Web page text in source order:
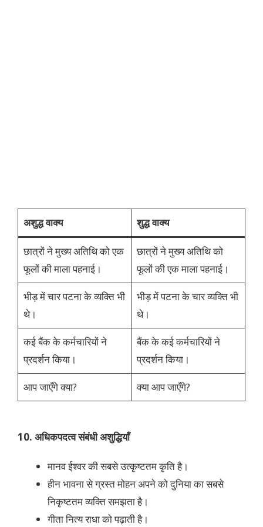
अशुद्ध वाक्य शुद्ध वाक्य
छात्रों ने मुख्य अतिथि को एक
फूलों की माला पहनाई।
छात्रों ने मुख्य अतिथि को
फूलों की एक माला पहनाई।
भीड़ में चार पटना के व्यक्ति भी
थे।
भीड़ में पटना के चार व्यक्ति भी
थे।
कई बैंक के कर्मचारियों ने
प्रदर्शन किया।
बैंक के कई कर्मचारियों ने
प्रदर्शन किया।
आप जाएँगे क्या? क्या आप जाएँगे?
10. अधिकपदत्व संबंधी अशुद्धियाँ
मानव ईश्वर की सबसे उत्कृष्टतम कृति है।
हीन भावना से ग्रस्त मोहन अपने को दुनिया का सबसे
निकृष्टतम व्यक्ति समझता है।
गीता नित्य राधा को पढ़ाती है।